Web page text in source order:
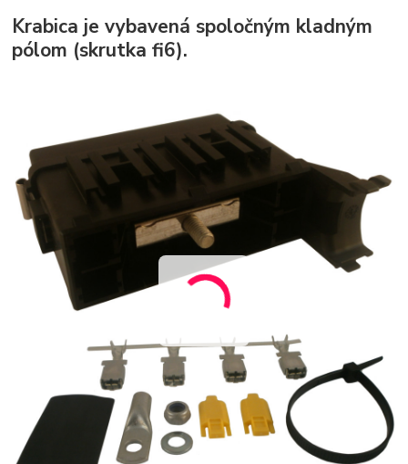
Krabica je vybavená spoločným kladným
pólom (skrutka fi6).